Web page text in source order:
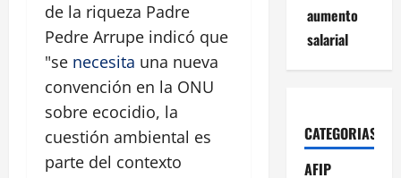
de la riqueza Padre
Pedre Arrupe indicó que
"se necesita una nueva
convención en la ONU
sobre ecocidio, la
cuestión ambiental es
parte del contexto
aumento
salarial
CATEGORIAS
AFIP